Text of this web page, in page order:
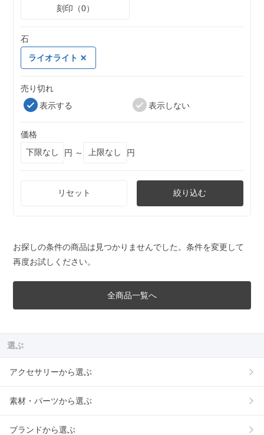
刻印（0）
石
ライオライト
売り切れ
表示する
表示しない
価格
円 ～
円
リセット 絞り込む
お探しの条件の商品は見つかりませんでした。条件を変更して
再度お試しください。
全商品一覧へ
選ぶ
アクセサリーから選ぶ
素材・パーツから選ぶ
ブランドから選ぶ